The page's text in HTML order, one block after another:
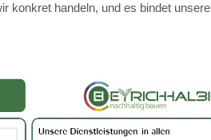
konkret handeln, und es bindet unsere